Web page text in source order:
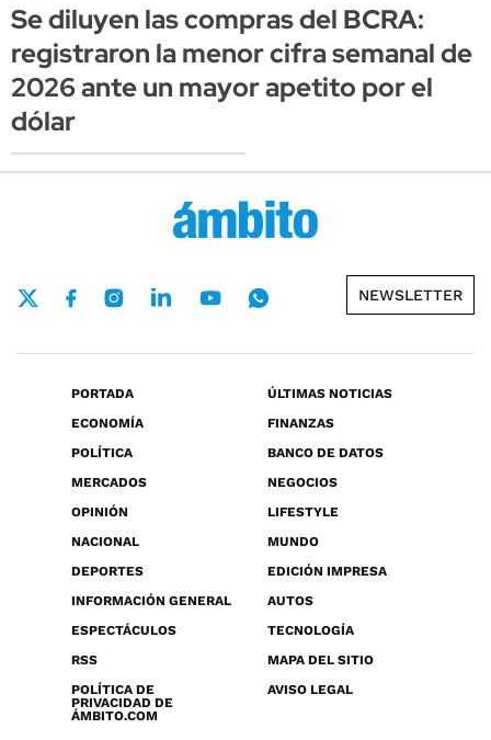
Se diluyen las compras del BCRA:
registraron la menor cifra semanal de
2026 ante un mayor apetito por el
dólar
NEWSLETTER
PORTADA
ÚLTIMAS NOTICIAS
ECONOMÍA
FINANZAS
POLÍTICA
BANCO DE DATOS
MERCADOS
NEGOCIOS
OPINIÓN
LIFESTYLE
NACIONAL
MUNDO
DEPORTES
EDICIÓN IMPRESA
INFORMACIÓN GENERAL
AUTOS
ESPECTÁCULOS
TECNOLOGÍA
RSS
MAPA DEL SITIO
POLÍTICA DE
PRIVACIDAD DE
ÁMBITO.COM
AVISO LEGAL